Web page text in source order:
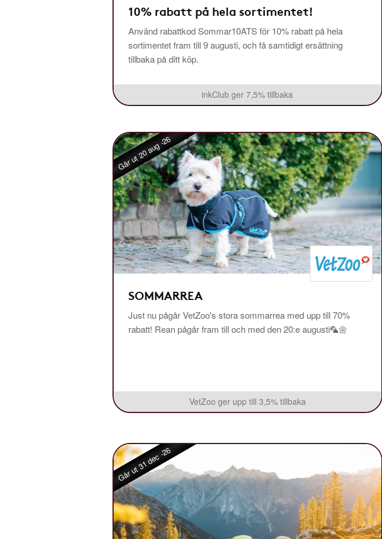
10% rabatt på hela sortimentet!
Använd rabattkod Sommar10ATS för 10% rabatt på hela
sortimentet fram till 9 augusti, och få samtidigt ersättning
tillbaka på ditt köp.
inkClub ger 7,5% tillbaka
Går ut 20 aug -26
SOMMARREA
Just nu pågår VetZoo's stora sommarrea med upp till 70%
rabatt! Rean pågår fram till och med den 20:e augusti🦜🌼
VetZoo ger upp till 3,5% tillbaka
Går ut 31 dec -26